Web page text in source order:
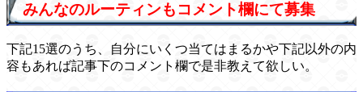
みんなのルーティンもコメント欄にて募集
下記15選のうち、自分にいくつ当てはまるかや下記以外の内
容もあれば記事下のコメント欄で是非教えて欲しい。